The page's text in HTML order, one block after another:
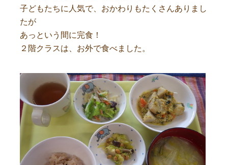
子どもたちに人気で、おかわりもたくさんありまし
たが
あっという間に完食！
２階クラスは、お外で食べました。